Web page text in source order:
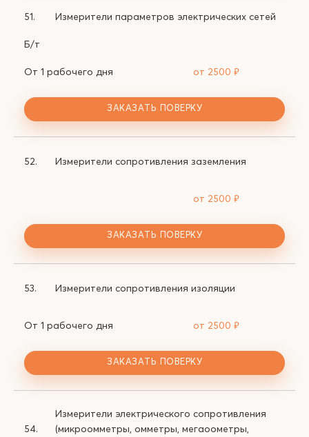
51. Измерители параметров электрических сетей
Б/т
От 1 рабочего дня от 2500 ₽
ЗАКАЗАТЬ ПОВЕРКУ
52. Измерители сопротивления заземления
от 2500 ₽
ЗАКАЗАТЬ ПОВЕРКУ
53. Измерители сопротивления изоляции
От 1 рабочего дня от 2500 ₽
ЗАКАЗАТЬ ПОВЕРКУ
54.
Измерители электрического сопротивления
(микроомметры, омметры, мегаоометры,